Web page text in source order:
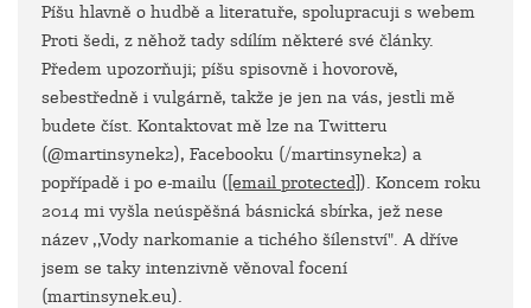
Píšu hlavně o hudbě a literatuře, spolupracuji s webem
Proti šedi, z něhož tady sdílím některé své články.
Předem upozorňuji; píšu spisovně i hovorově,
sebestředně i vulgárně, takže je jen na vás, jestli mě
budete číst. Kontaktovat mě lze na Twitteru
(@martinsynek2), Facebooku (/martinsynek2) a
popřípadě i po e-mailu ([email protected]). Koncem roku
2014 mi vyšla neúspěšná básnická sbírka, jež nese
název ,,Vody narkomanie a tichého šílenství". A dříve
jsem se taky intenzivně věnoval focení
(martinsynek.eu).